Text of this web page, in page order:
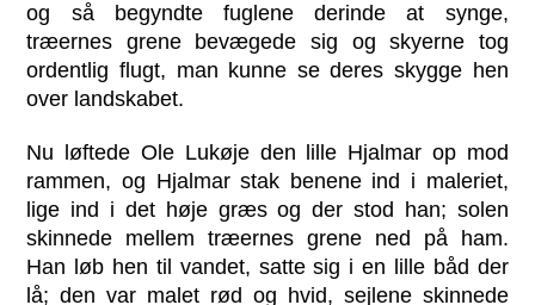
og så begyndte fuglene derinde at synge,
træernes grene bevægede sig og skyerne tog
ordentlig flugt, man kunne se deres skygge hen
over landskabet.
Nu løftede Ole Lukøje den lille Hjalmar op mod
rammen, og Hjalmar stak benene ind i maleriet,
lige ind i det høje græs og der stod han; solen
skinnede mellem træernes grene ned på ham.
Han løb hen til vandet, satte sig i en lille båd der
lå; den var malet rød og hvid, sejlene skinnede